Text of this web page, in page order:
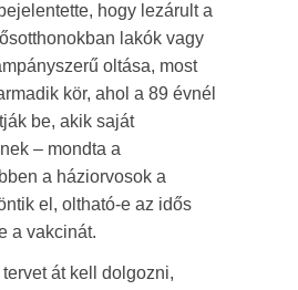
hogy lezárult a
lakók vagy
oltása, most
kör, ahol a 89 évnél
be, akik saját
– mondta a
a háziorvosok a
el, oltható-e az idős
a vakcinát.
át kell dolgozni,